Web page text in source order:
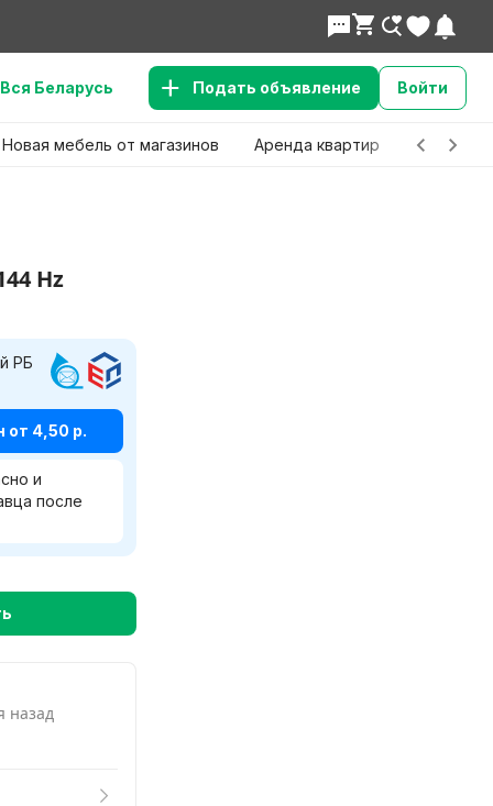
Вся Беларусь Подать объявление Войти
Новая мебель от магазинов Аренда квартир Детские
Hz
РБ
от 4,50 р.
и
после
назад